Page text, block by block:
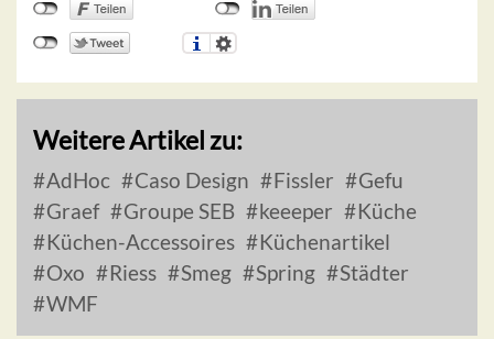
Weitere Artikel zu:
AdHoc Caso Design Fissler
Gefu
Graef
Groupe SEB keeeper
Küche
Küchen-Accessoires
Küchenartikel
Oxo
Riess Smeg Spring
Städter
WMF